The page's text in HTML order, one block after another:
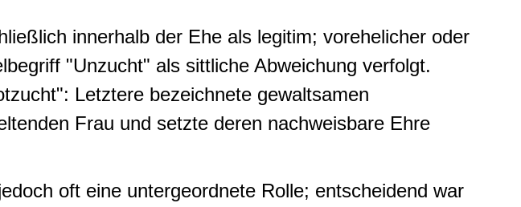
innerhalb der Ehe als legitim; vorehelicher oder
"Unzucht" als sittliche Abweichung verfolgt.
Letztere bezeichnete gewaltsamen
Frau und setzte deren nachweisbare Ehre
oft eine untergeordnete Rolle; entscheidend war